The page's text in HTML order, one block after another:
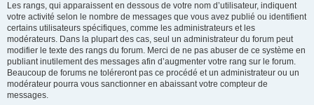
Les rangs, qui apparaissent en dessous de votre nom d’utilisateur, indiquent
votre activité selon le nombre de messages que vous avez publié ou identifient
certains utilisateurs spécifiques, comme les administrateurs et les
modérateurs. Dans la plupart des cas, seul un administrateur du forum peut
modifier le texte des rangs du forum. Merci de ne pas abuser de ce système en
publiant inutilement des messages afin d’augmenter votre rang sur le forum.
Beaucoup de forums ne toléreront pas ce procédé et un administrateur ou un
modérateur pourra vous sanctionner en abaissant votre compteur de
messages.